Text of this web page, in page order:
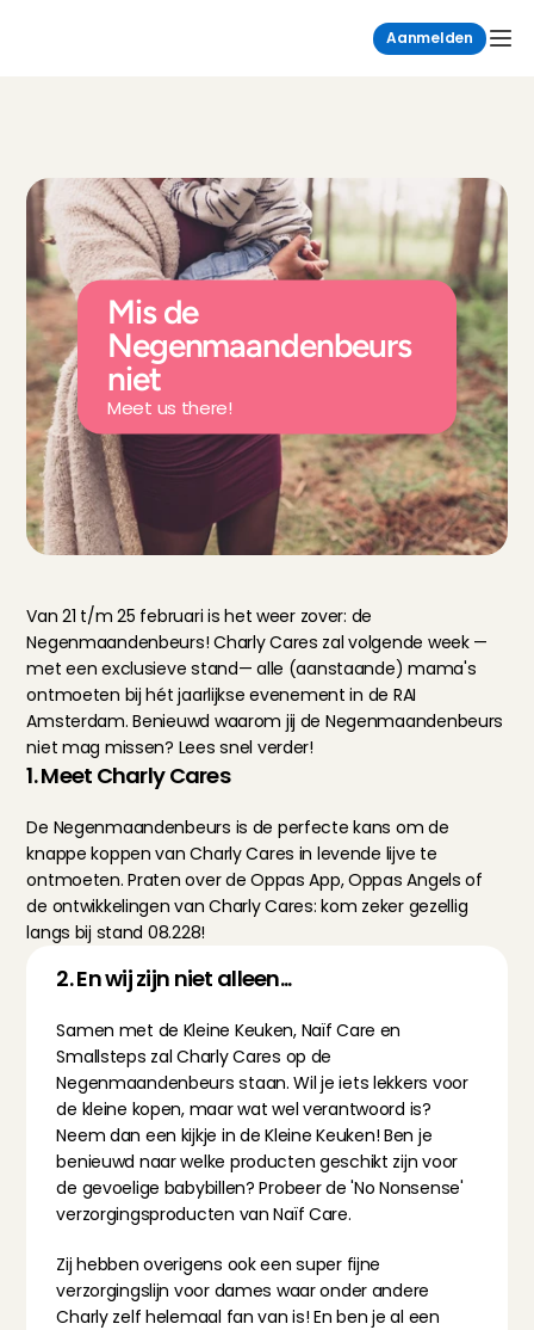
Aanmelden
Mis de
Negenmaandenbeurs
niet
Meet us there!
Van 21 t/m 25 februari is het weer zover: de
Negenmaandenbeurs! Charly Cares zal volgende week —
met een exclusieve stand— alle (aanstaande) mama's
ontmoeten bij hét jaarlijkse evenement in de RAI
Amsterdam. Benieuwd waarom jij de Negenmaandenbeurs
niet mag missen? Lees snel verder!
1. Meet Charly Cares
De Negenmaandenbeurs is de perfecte kans om de
knappe koppen van Charly Cares in levende lijve te
ontmoeten. Praten over de Oppas App, Oppas Angels of
de ontwikkelingen van Charly Cares: kom zeker gezellig
langs bij stand 08.228!
2. En wij zijn niet alleen...
Samen met de Kleine Keuken, Naïf Care en
Smallsteps zal Charly Cares op de
Negenmaandenbeurs staan. Wil je iets lekkers voor
de kleine kopen, maar wat wel verantwoord is?
Neem dan een kijkje in de Kleine Keuken! Ben je
benieuwd naar welke producten geschikt zijn voor
de gevoelige babybillen? Probeer de 'No Nonsense'
verzorgingsproducten van Naïf Care.
Zij hebben overigens ook een super fijne
verzorgingslijn voor dames waar onder andere
Charly zelf helemaal fan van is! En ben je al een